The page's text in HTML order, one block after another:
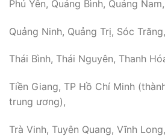
Phú Yên, Quảng Bình, Quảng
Quảng Ninh, Quảng Trị, Sóc
Thái Bình, Thái Nguyên, Thanh
Tiền Giang, TP Hồ Chí Minh
trung ương),
Trà Vinh, Tuyên Quang, Vĩnh